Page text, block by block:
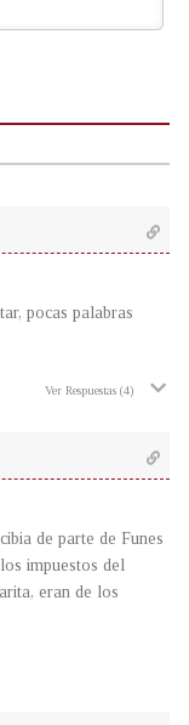
pocas palabras
Ver Respuestas (4)
de parte de Funes
impuestos del
eran de los